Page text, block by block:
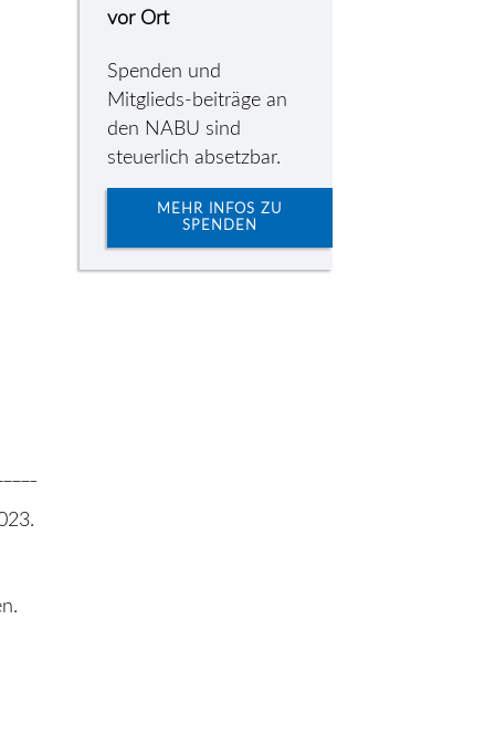
vor Ort
Spenden und
Mitglieds-beiträge an
den NABU sind
steuerlich absetzbar.
MEHR INFOS ZU
SPENDEN